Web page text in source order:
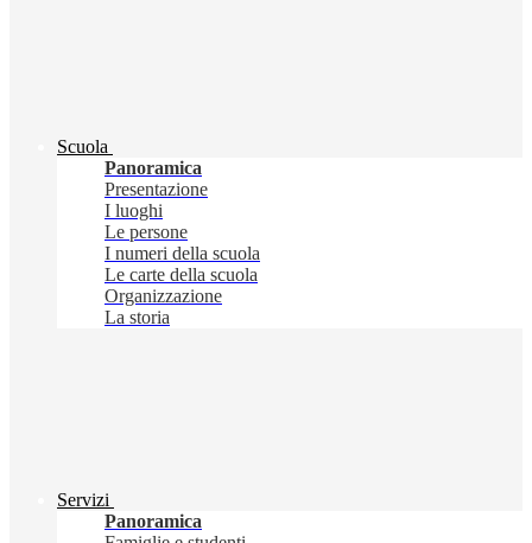
Scuola
Panoramica
Presentazione
I luoghi
Le persone
I numeri della scuola
Le carte della scuola
Organizzazione
La storia
Servizi
Panoramica